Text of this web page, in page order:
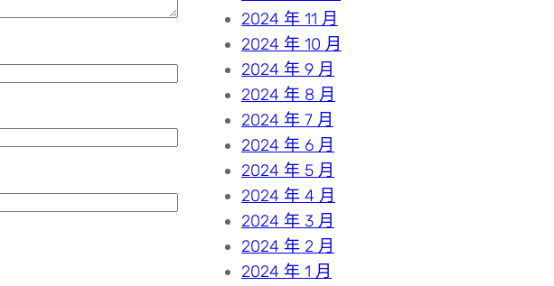
2024 年 11 月
2024 年 10 月
2024 年 9 月
2024 年 8 月
2024 年 7 月
2024 年 6 月
2024 年 5 月
2024 年 4 月
2024 年 3 月
2024 年 2 月
2024 年 1 月